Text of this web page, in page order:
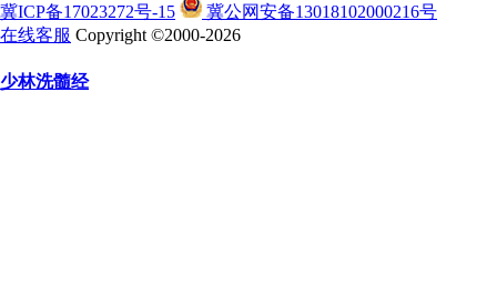
冀ICP备17023272号-15
冀公网安备13018102000216号
在线客服 Copyright ©2000-2026
少林洗髓经